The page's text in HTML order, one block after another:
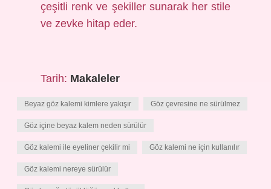
çeşitli renk ve şekiller sunarak her stile
ve zevke hitap eder.
Tarih: Makaleler
Beyaz göz kalemi kimlere yakışır Göz çevresine ne sürülmez
Göz içine beyaz kalem neden sürülür
Göz kalemi ile eyeliner çekilir mi Göz kalemi ne için kullanılır
Göz kalemi nereye sürülür